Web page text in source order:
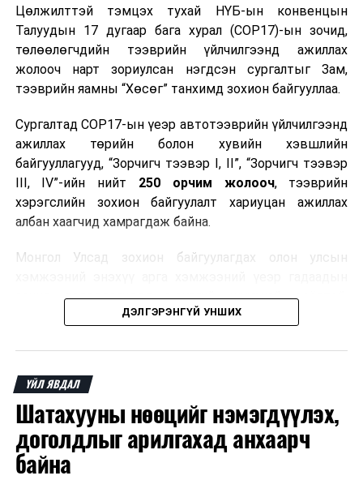
Цөлжилттэй тэмцэх тухай НҮБ-ын конвенцын
Талуудын 17 дугаар бага хурал (COP17)-ын зочид,
төлөөлөгчдийн тээврийн үйлчилгээнд ажиллах
жолооч нарт зориулсан нэгдсэн сургалтыг Зам,
тээврийн яамны “Хөсөг” танхимд зохион байгууллаа.
Сургалтад COP17-ын үеэр автотээврийн үйлчилгээнд
ажиллах төрийн болон хувийн хэвшлийн
байгууллагууд, “Зорчигч тээвэр I, II”, “Зорчигч тээвэр
III, IV”-ийн нийт 250 орчим жолооч, тээврийн
хэрэгслийн зохион байгуулалт хариуцан ажиллах
албан хаагчид хамрагдаж байна.
Монгол Улсад зохион байгуулагдах олон улсын
зочид, төлөөлөгчдөд аюулгүй, шуурхай, соёлтой,
мэргэжлийн түвшинд тээврийн үйлчилгээ үзүүлэх
зохион байгуулалтын онцлог, зочид, төлөөлөгчдийн
ангилал, үйлчилгээний стандарт, жолооч нарын үүрэг
хариуцлага, сахилга бат, үйлчилгээний соёл, ёс зүй,
мэргэжлийн харилцааны талаар нэгдсэн мэдээлэл
өгчээ.
ДЭЛГЭРЭНГҮЙ УНШИХ
ҮЙЛ ЯВДАЛ
Шатахууны нөөцийг нэмэгдүүлэх,
доголдлыг арилгахад анхаарч
байна